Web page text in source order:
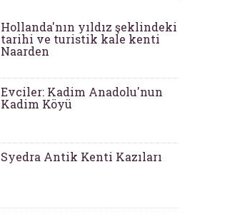
Hollanda'nın yıldız şeklindeki
tarihi ve turistik kale kenti
Naarden
Evciler: Kadim Anadolu'nun
Kadim Köyü
Syedra Antik Kenti Kazıları